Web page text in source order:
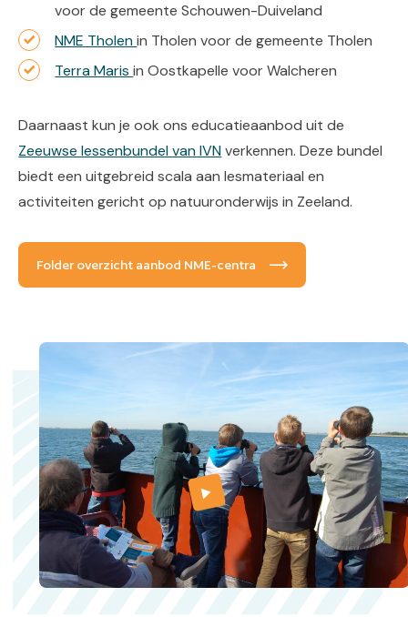
voor de gemeente Schouwen-Duiveland
NME Tholenin Tholen voor de gemeente Tholen
Terra Marisin Oostkapelle voor Walcheren
Daarnaast kun je ook ons educatieaanbod uit de
Zeeuwse lessenbundel van IVNverkennen. Deze bundel
biedt een uitgebreid scala aan lesmateriaal en
activiteiten gericht op natuuronderwijs in Zeeland.
Folder overzicht aanbod NME-centra